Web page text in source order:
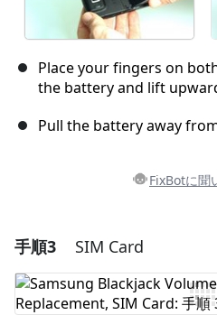
Place your fingers on
the battery and lift
Pull the battery away
FixBotに聞
コメントを追加
手順3 SIM Card